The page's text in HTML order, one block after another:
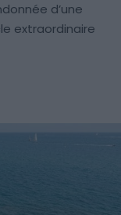
d’une
extraordinaire